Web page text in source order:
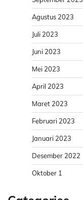
Agustus 2023
Juli 2023
Juni 2023
Mei 2023
April 2023
Maret 2023
Februari 2023
Januari 2023
Desember 2022
Oktober 1